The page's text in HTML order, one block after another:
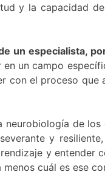
y la capacidad
un especialista,
un campo
el proceso
de
y
y entender
cuál es ese